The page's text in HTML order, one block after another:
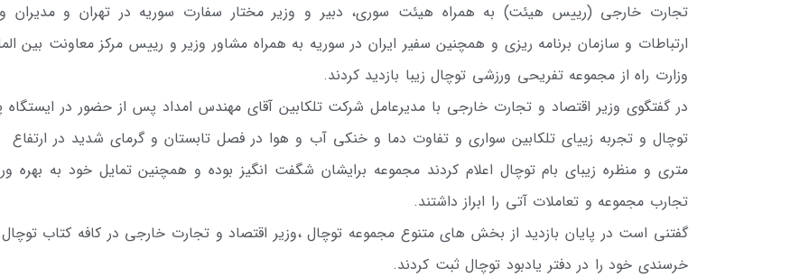
تجارت خارجی (رییس هیئت) به همراه هیئت سوری، دبیر و وزیر مختار سفارت سوریه در تهران و مدیران
ارتباطات و سازمان برنامه ریزی و همچنین سفیر ایران در سوریه به همراه مشاور وزیر و رییس مرکز معاونت بین
وزارت راه از مجموعه تفریحی ورزشی توچال زیبا بازدید کردند.
در گفتگوی وزیر اقتصاد و تجارت خارجی با مدیرعامل شرکت تلکابین آقای مهندس امداد پس از حضور در ایستگاه
متری و منظره زیبای بام توچال اعلام کردند مجموعه برایشان شگفت انگیز بوده و همچنین تمایل خود به بهره
تجارب مجموعه و تعاملات آتی را ابراز داشتند.
گفتنی است در پایان بازدید از بخش های متنوع مجموعه توچال ،وزیر اقتصاد و تجارت خارجی در کافه کتاب توچال
خرسندی خود را در دفتر یادبود توچال ثبت کردند.